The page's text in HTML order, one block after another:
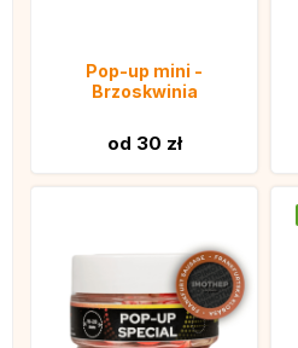
Pop-up mini -
Brzoskwinia
od 30 zł